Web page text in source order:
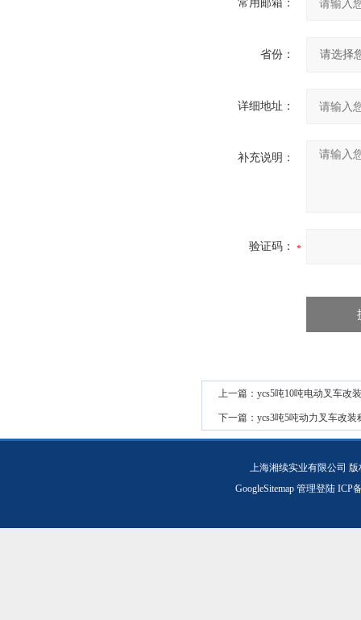
常用邮箱：
省份：
详细地址：
补充说明：
验证码：
上一篇： ycs5吨10吨电动叉车改
下一篇： ycs3吨5吨动力叉车改装
上海湘续实业有限公司
GoogleSitemap 管理登陆ICP